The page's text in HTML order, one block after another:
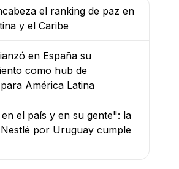
el ranking de paz en
y el Caribe
en España su
como hub de
América Latina
el país y en su gente": la
por Uruguay cumple